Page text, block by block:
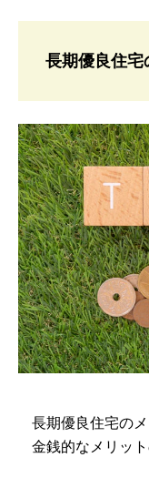
長期優良住宅
長期優良住宅の
金銭的なメリット